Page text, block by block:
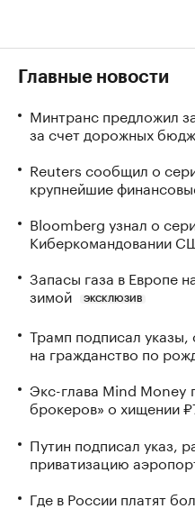
Главные новости
Минтранс предложил
за счет дорожных
Reuters сообщил о
крупнейшие
Bloomberg узнал о
Киберкомандовании
Запасы газа в Европе
зимой
ЭКСКЛЮЗИВ
Трамп подписал
на гражданство по
Экс-глава Mind Money
брокеров» о хищении
Путин подписал указ,
приватизацию
Где в России платят